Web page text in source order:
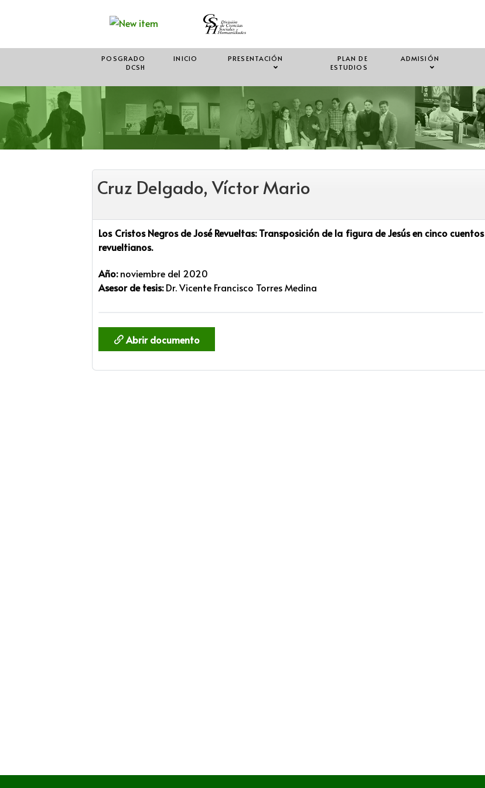
POSGRADO
DCSH
INICIO PRESENTACIÓN
PLAN DE
ESTUDIOS
ADMISIÓN
Cruz Delgado, Víctor Mario
Los Cristos Negros de José Revueltas: Transposición de la figura de Jesús en cinco cuentos
revueltianos.
Año:noviembre del 2020
Asesor de tesis:Dr. Vicente Francisco Torres Medina
Abrir documento